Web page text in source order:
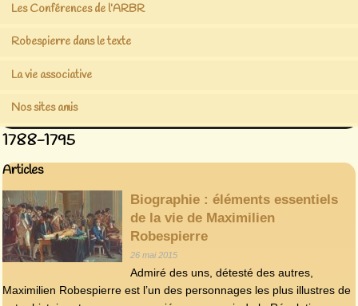
Les Conférences de l’ARBR
Robespierre dans le texte
La vie associative
Nos sites amis
1788-1795
Articles
Biographie : éléments essentiels
de la vie de Maximilien
Robespierre
26 mai 2015
Admiré des uns, détesté des autres,
Maximilien Robespierre est l’un des personnages les plus illustres de